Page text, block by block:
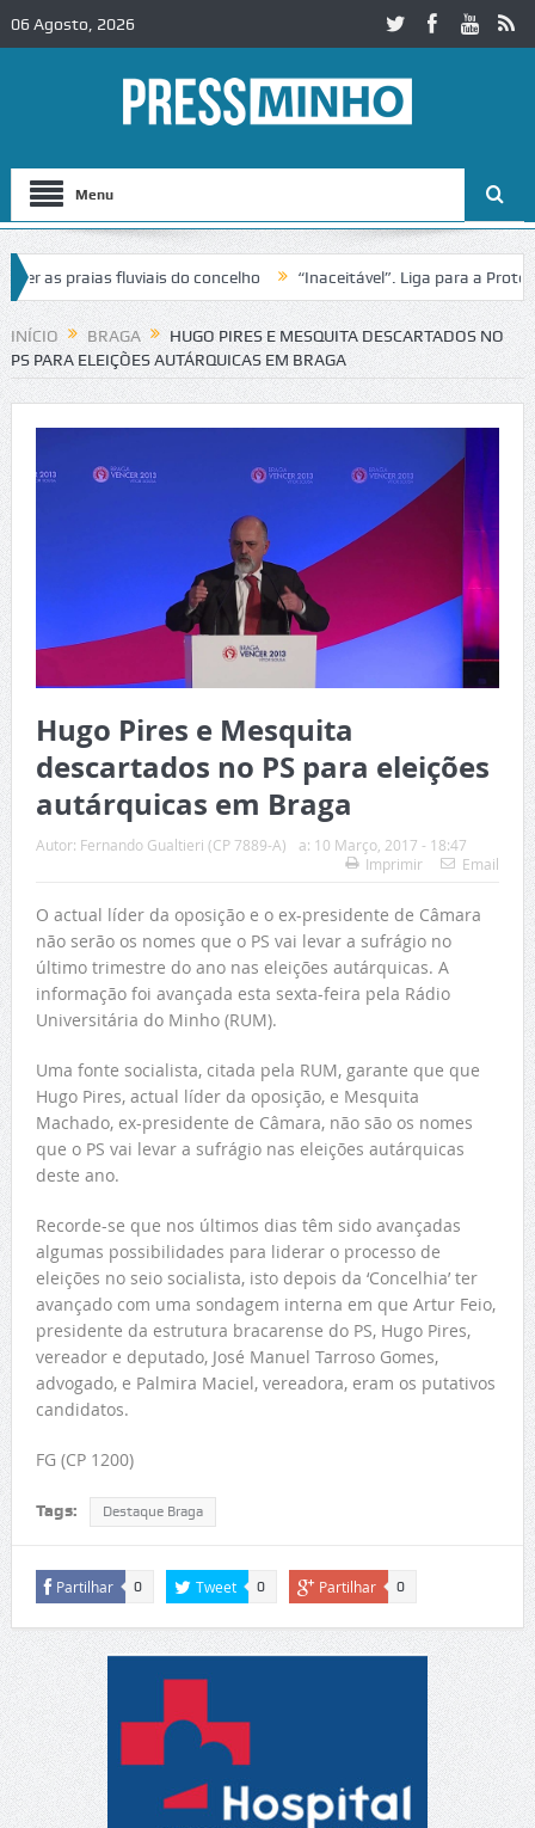
06 Agosto, 2026
Menu
praias fluviais do concelho “Inaceitável”. Liga para a Proteção
de trânsito no IC2 em Alcobaça Igreja do Castelo de
INÍCIO BRAGA
HUGO PIRES E MESQUITA DESCARTADOS NO
PS PARA ELEIÇÕES AUTÁRQUICAS EM BRAGA
Hugo Pires e Mesquita
descartados no PS para eleições
autárquicas em Braga
Autor: Fernando Gualtieri (CP 7889-A) a: 10 Março, 2017 - 18:47
Imprimir
Email
O actual líder da oposição e o ex-presidente de Câmara
não serão os nomes que o PS vai levar a sufrágio no
último trimestre do ano nas eleições autárquicas. A
informação foi avançada esta sexta-feira pela Rádio
Universitária do Minho (RUM).
Uma fonte socialista, citada pela RUM, garante que que
Hugo Pires, actual líder da oposição, e Mesquita
Machado, ex-presidente de Câmara, não são os nomes
que o PS vai levar a sufrágio nas eleições autárquicas
deste ano.
Recorde-se que nos últimos dias têm sido avançadas
algumas possibilidades para liderar o processo de
eleições no seio socialista, isto depois da ‘Concelhia’ ter
avançado com uma sondagem interna em que Artur Feio,
presidente da estrutura bracarense do PS, Hugo Pires,
vereador e deputado, José Manuel Tarroso Gomes,
advogado, e Palmira Maciel, vereadora, eram os putativos
candidatos.
FG (CP 1200)
Tags: Destaque Braga
Partilhar 0 Tweet 0 Partilhar 0